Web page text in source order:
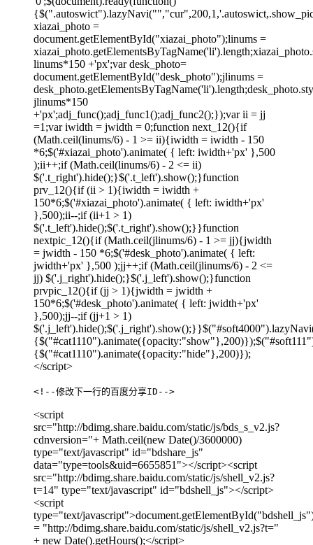
xiazai_photo =
document.getElementById("xiazai_photo");linums =
linums*150 +'px';var desk_photo=
document.getElementById("desk_photo");jlinums =
jlinums*150
+'px';adj_func();adj_func1();adj_func2();});var ii = jj
=1;var iwidth = jwidth = 0;function next_12(){if
(Math.ceil(linums/6) - 1 >= ii){iwidth = iwidth - 150
*6;$('#xiazai_photo').animate( { left: iwidth+'px' },500
);ii++;if (Math.ceil(linums/6) - 2 <= ii)
$('.t_right').hide();}$('.t_left').show();}function
prv_12(){if (ii > 1){iwidth = iwidth +
150*6;$('#xiazai_photo').animate( { left: iwidth+'px'
},500);ii--;if (ii+1 > 1)
$('.t_left').hide();$('.t_right').show();}}function
nextpic_12(){if (Math.ceil(jlinums/6) - 1 >= jj){jwidth
= jwidth - 150 *6;$('#desk_photo').animate( { left:
jwidth+'px' },500 );jj++;if (Math.ceil(jlinums/6) - 2 <=
jj) $('.j_right').hide();}$('.j_left').show();}function
prvpic_12(){if (jj > 1){jwidth = jwidth +
150*6;$('#desk_photo').animate( { left: jwidth+'px'
},500);jj--;if (jj+1 > 1)
{$("#cat1110").animate({opacity:"hide"},200)});
</script>
<!--修改下一行的百度分享ID-->
<script
src="http://bdimg.share.baidu.com/static/js/bds_s_v2.js?
cdnversion="+ Math.ceil(new Date()/3600000)
type="text/javascript" id="bdshare_js"
data="type=tools&uid=6655851"></script><script
src="http://bdimg.share.baidu.com/static/js/shell_v2.js?
t=14" type="text/javascript" id="bdshell_js"></script>
<script
type="text/
= "http://bdimg.share.baidu.com/static/js/shell_v2.js?t="
+ new Date().getHours();</script>